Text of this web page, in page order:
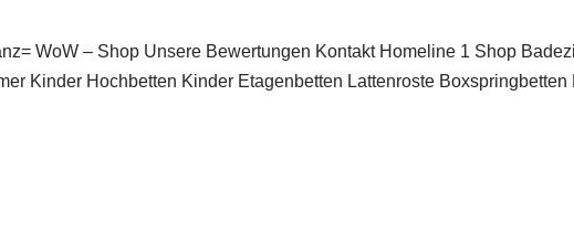
WoW – Shop Unsere Bewertungen Kontakt Homeline 1 Shop
Kinder Hochbetten Kinder Etagenbetten Lattenroste